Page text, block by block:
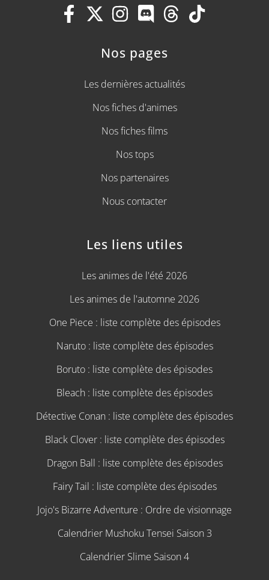
Nos pages
Les dernières actualités
Nos fiches d'animes
Nos fiches films
Nos tops
Nos partenaires
Nous contacter
Les liens utiles
Les animes de l'été 2026
Les animes de l'automne 2026
One Piece : liste complète des épisodes
Naruto : liste complète des épisodes
Boruto : liste complète des épisodes
Bleach : liste complète des épisodes
Détective Conan : liste complète des épisodes
Black Clover : liste complète des épisodes
Dragon Ball : liste complète des épisodes
Fairy Tail : liste complète des épisodes
Jojo's Bizarre Adventure : Ordre de visionnage
Calendrier Mushoku Tensei Saison 3
Calendrier Slime Saison 4